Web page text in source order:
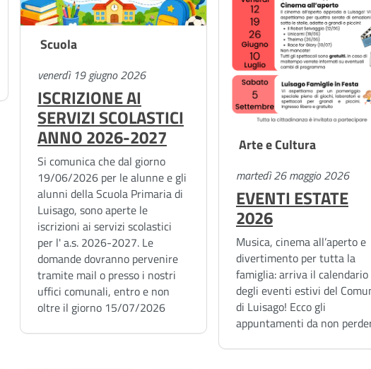
Scuola
venerdì 19 giugno 2026
ISCRIZIONE AI
SERVIZI SCOLASTICI
ANNO 2026-2027
Si comunica che dal giorno
19/06/2026 per le alunne e gli
alunni della Scuola Primaria di
Luisago, sono aperte le
iscrizioni ai servizi scolastici
per l' a.s. 2026-2027. Le
domande dovranno pervenire
tramite mail o presso i nostri
uffici comunali, entro e non
oltre il giorno 15/07/2026
Arte e Cultura
martedì 26 maggio 2026
EVENTI ESTATE
2026
Musica, cinema all’aperto e
divertimento per tutta la
famiglia: arriva il calendario
degli eventi estivi del
di Luisago! Ecco gli
appuntamenti da non